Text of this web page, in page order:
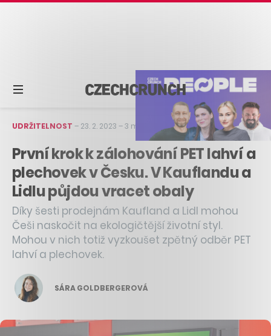
UDRŽITELNOST – 23. 2. 2023 –3 min čtení
První krok k zálohování PET lahví a
plechovek v Česku. V Kauflandu a
Lidlu půjdou vracet obaly
Díky šesti prodejnám Kaufland a Lidl mohou
Češi naskočit na ekologičtější životní styl.
Mohou v nich totiž vyzkoušet zpětný odběr PET
lahví a plechovek.
SÁRA GOLDBERGEROVÁ